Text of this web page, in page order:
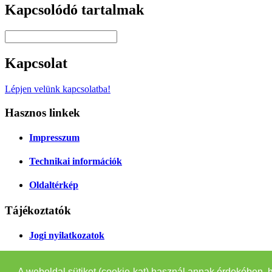
Kapcsolódó tartalmak
Kapcsolat
Lépjen velünk kapcsolatba!
Hasznos linkek
Impresszum
Technikai információk
Oldaltérkép
Tájékoztatók
Jogi nyilatkozatok